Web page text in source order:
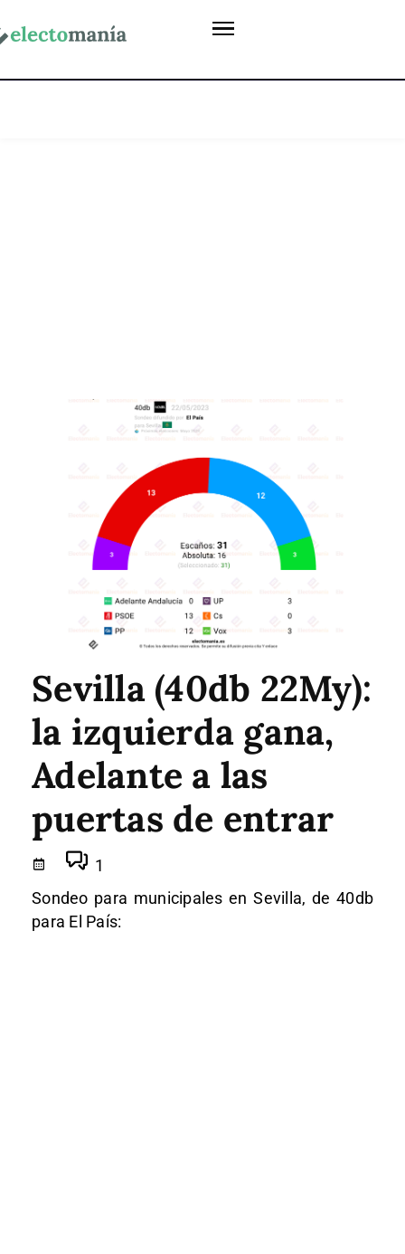
Sevilla (40db 22My):
la izquierda gana,
Adelante a las
puertas de entrar
1
Sondeo para municipales en Sevilla, de 40db
para El País: